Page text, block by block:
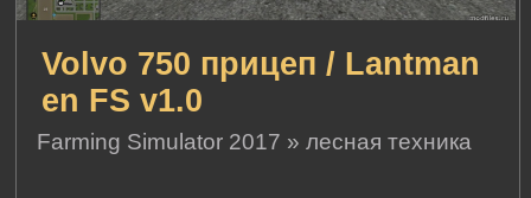
Volvo 750 прицеп / Lantman
en FS v1.0
Farming Simulator 2017 »лесная техника